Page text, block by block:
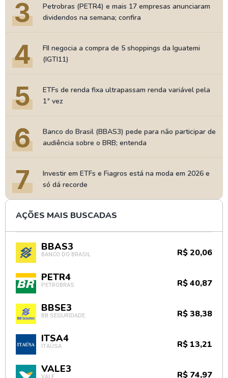
3
Petrobras (PETR4) e mais 17 empresas anunciaram
dividendos na semana; confira
4
FII negocia a compra de 5 shoppings da Iguatemi
(IGTI11)
5
ETFs de renda fixa ultrapassam renda variável pela
1ª vez
6
Banco do Brasil (BBAS3) pede para não participar de
audiência sobre o BRB; entenda
7
Investir em ETFs e Fiagros está na moda em 2026 e
só dá recorde
AÇÕES MAIS BUSCADAS
BBAS3
BANCO DO BRASIL R$ 20,06
PETR4
PETROBRAS R$ 40,87
BBSE3
BB SEGURIDADE R$ 38,38
ITSA4
ITAÚSA R$ 13,21
VALE3 R$ 74,97